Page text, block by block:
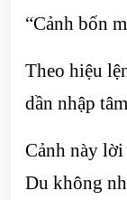
“Cảnh bốn
Theo hiệu
dần nhập
Cảnh này
Du không